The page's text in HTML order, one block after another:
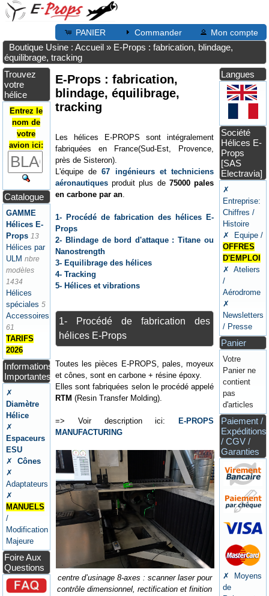
PANIER Commander Mon compte
Boutique Usine : Accueil » E-Props : fabrication, blindage,
équilibrage, tracking
Trouvez
votre
hélice
Entrez le
nom de
votre
avion ici:
Catalogue
GAMME
Hélices E-
Props 13
Hélices par
ULM nbre
modèles
1434
Hélices
spéciales 5
Accessoires
61
TARIFS
2026
Informations
Importantes
✗
Diamètre
Hélice
✗
Espaceurs
ESU
✗
Cônes
✗
Adaptateurs
✗
MANUELS
/
Modification
Majeure
Foire Aux
Questions
E-Props : fabrication,
blindage, équilibrage,
tracking
Les hélices E-PROPS sont intégralement
fabriquées en France(Sud-Est, Provence,
près de Sisteron).
L'équipe de67 ingénieurs et techniciens
aéronautiques produit plus de 75000 pales
en carbone par an
1- Procédé de fabrication des hélices E-
Props
2- Blindage de bord d'attaque : Titane ou
Nanostrength
3- Equilibrage des hélices
4- Tracking
5- Hélices et vibrations
1- Procédé de fabrication des
hélices E-Props
Toutes les pièces E-PROPS, pales, moyeux
et cônes, sont en carbone + résine époxy.
Elles sont fabriquées selon le procédé appelé
RTM (Resin Transfer Molding).
=> Voir description ici:
E-PROPS
MANUFACTURING
centre d’usinage 8-axes : scanner laser pour
contrôle dimensionnel, rectification et finition
Langues
Société
Hélices E-
Props
[SAS
Electravia]
✗
Entreprise:
Chiffres /
Histoire
✗ Equipe /
OFFRES
D'EMPLOI
✗ Ateliers
/
Aérodrome
✗
Newsletters
/ Presse
Panier
Votre
Panier ne
contient
pas
d'articles
Paiement /
Expéditions
/ CGV /
Garanties
✗ Moyens
de